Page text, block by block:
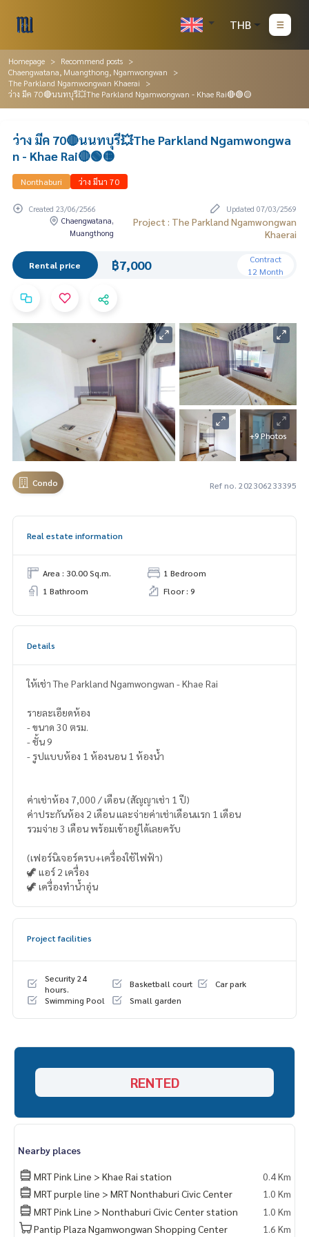
THB
Homepage
Recommend posts
Chaengwatana, Muangthong, Ngamwongwan
The Parkland Ngamwongwan Khaerai
ว่าง มีค 70🔴นนทบุรี💥The Parkland Ngamwongwan - Khae Rai🔴🟢🟡
ว่าง มีค 70🔴นนทบุรี💥The Parkland Ngamwongwa
n - Khae Rai🔴🟢🟡
Nonthaburi ว่าง มีนา 70
Created 23/06/2566
Updated 07/03/2569
Chaengwatana,
Muangthong
Project : The Parkland Ngamwongwan
Khaerai
Rental price ฿7,000
Contract
12 Month
+9 Photos
Condo Ref no. 202306233395
Real estate information
Area : 30.00 Sq.m.
1 Bedroom
1 Bathroom
Floor : 9
Details
ให้เช่า The Parkland Ngamwongwan - Khae Rai
รายละเอียดห้อง
- ขนาด 30 ตรม.
- ชั้น 9
- รูปแบบห้อง 1 ห้องนอน 1 ห้องน้ำ
ค่าเช่าห้อง 7,000 / เดือน (สัญญาเช่า 1 ปี)
ค่าประกันห้อง 2 เดือน และจ่ายค่าเช่าเดือนแรก 1 เดือน
รวมจ่าย 3 เดือน พร้อมเข้าอยู่ได้เลยครับ
(เฟอร์นิเจอร์ครบ+เครื่องใช้ไฟฟ้า)
🦖 แอร์ 2 เครื่อง
🦖 เครื่องทำน้ำอุ่น
Project facilities
Security 24
hours.
Basketball court
Car park
Swimming Pool
Small garden
RENTED
Nearby places
MRT Pink Line > Khae Rai station
0.4 Km
MRT purple line > MRT Nonthaburi Civic Center
1.0 Km
MRT Pink Line > Nonthaburi Civic Center station
1.0 Km
Pantip Plaza Ngamwongwan Shopping Center
1.6 Km